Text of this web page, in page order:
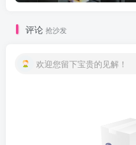
评论 抢沙发
欢迎您留下宝贵的见解！